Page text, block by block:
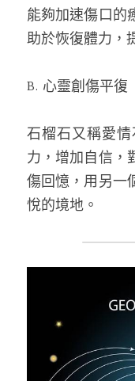
能夠加速傷口的
助於恢復體力，
B. 心靈創傷平復
石榴石又稱愛
力，增加自信，
傷回憶，用另一
悅的境地。